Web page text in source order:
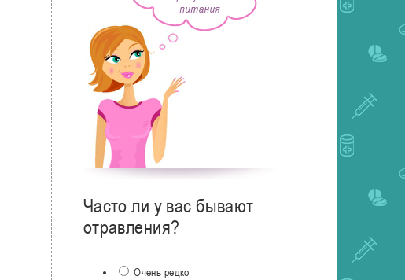
Часто ли у вас бывают
отравления?
Очень редко